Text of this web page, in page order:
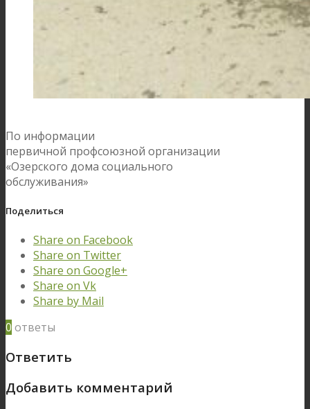
По информации
первичной профсоюзной организации
«Озерского дома социального
обслуживания»
Поделиться
Share on Facebook
Share on Twitter
Share on Google+
Share on Vk
Share by Mail
0 ответы
Ответить
Добавить комментарий